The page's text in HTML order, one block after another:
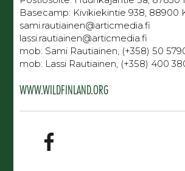
Basecamp: Kivikiekintie 938, 88900
sami.rautiainen@articmedia.fi
lassi.rautiainen@articmedia.fi
mob: Sami Rautiainen, (+358) 50
mob: Lassi Rautiainen, (+358) 400
WWW.WILDFINLAND.ORG